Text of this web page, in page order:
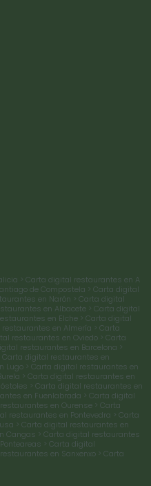
> Carta digital restaurantes en A
de Compostela > Carta digital
en Narón > Carta digital
en Albacete > Carta digital
en Elche > Carta digital
restaurantes en Almería > Carta
restaurantes en Oviedo > Carta
restaurantes en Barcelona >
Carta digital restaurantes en
Lugo > Carta digital restaurantes en
> Carta digital restaurantes en
> Carta digital restaurantes en
en Fuenlabrada > Carta digital
en Ourense > Carta
restaurantes en Pontevedra > Carta
> Carta digital restaurantes en
Cangas > Carta digital restaurantes
> Carta digital
en Sanxenxo > Carta